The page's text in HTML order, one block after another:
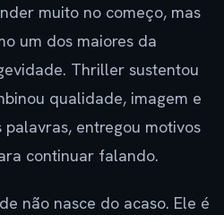
muito no começo, mas
um dos maiores da
Thriller sustentou
qualidade, imagem e
entregou motivos
continuar falando.
não nasce do acaso. Ele é